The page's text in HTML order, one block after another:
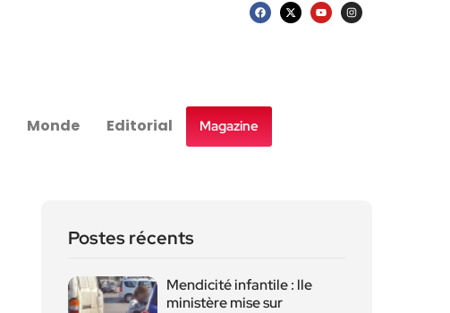
Monde Editorial Magazine
Postes récents
Mendicité infantile : lle
ministère mise sur